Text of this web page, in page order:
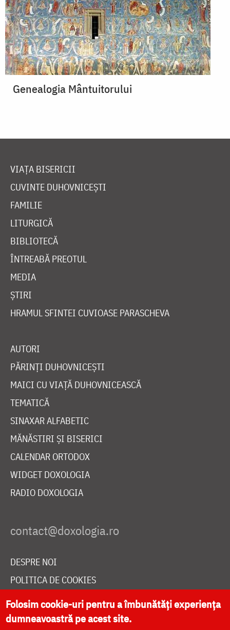
Genealogia Mântuitorului
VIAȚA BISERICII
CUVINTE DUHOVNICEȘTI
FAMILIE
LITURGICĂ
BIBLIOTECĂ
ÎNTREABĂ PREOTUL
MEDIA
ȘTIRI
HRAMUL SFINTEI CUVIOASE PARASCHEVA
AUTORI
PĂRINȚI DUHOVNICEȘTI
MAICI CU VIAȚĂ DUHOVNICEASCĂ
TEMATICĂ
SINAXAR ALFABETIC
MĂNĂSTIRI ȘI BISERICI
CALENDAR ORTODOX
WIDGET DOXOLOGIA
RADIO DOXOLOGIA
DESPRE NOI
POLITICA DE COOKIES
DONEAZĂ ONLINE PENTRU CATEDRALA NAȚIONALĂ
Folosim cookie-uri pentru a îmbunătăți experiența
dumneavoastră pe acest site.